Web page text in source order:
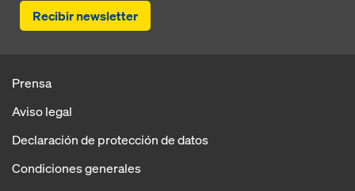
Recibir newsletter
Prensa
Aviso legal
Declaración de protección de datos
Condiciones generales